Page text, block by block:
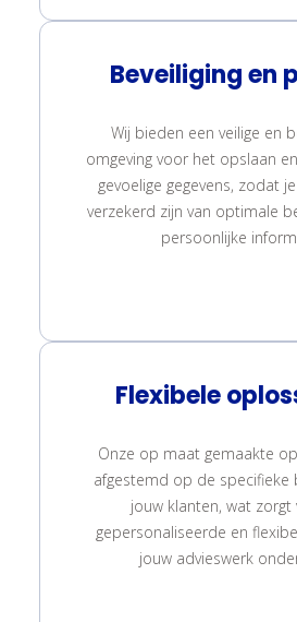
Beveiliging en
Wij bieden een veilige en
omgeving voor het opslaan
gevoelige gegevens, zodat
verzekerd zijn van optimale
persoonlijke
Flexibele
Onze op maat gemaakte
afgestemd op de specifieke
jouw klanten, wat zorgt
gepersonaliseerde en
jouw advieswerk